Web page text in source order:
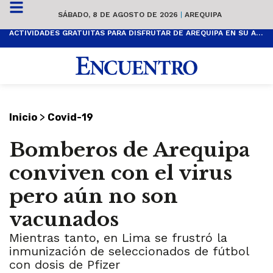
SÁBADO, 8 DE AGOSTO DE 2026 | AREQUIPA
ACTIVIDADES GRATUITAS PARA DISFRUTAR DE AREQUIPA EN SU ANIVERSARIO
Inicio > Covid-19
Bomberos de Arequipa
conviven con el virus
pero aún no son
vacunados
Mientras tanto, en Lima se frustró la
inmunización de seleccionados de fútbol
con dosis de Pfizer